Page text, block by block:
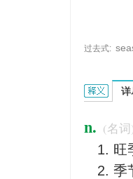
过去式:
season的
详
n. (名
旺
季